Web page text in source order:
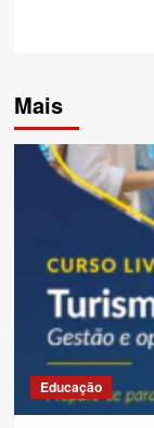
Mais
Educação